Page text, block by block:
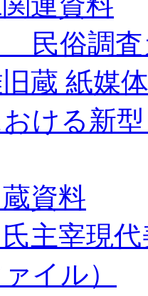
民俗調査
蔵 紙媒
ける新
資料
主宰現
イル）